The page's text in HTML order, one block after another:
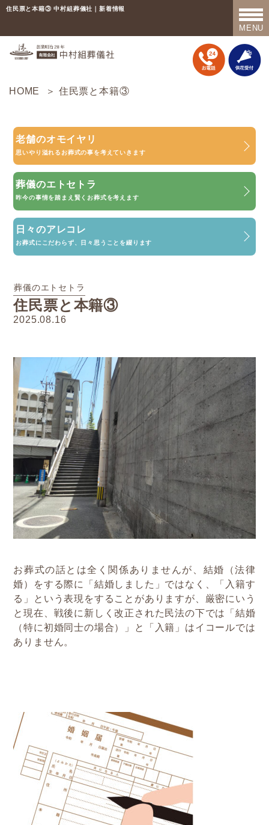
住民票と本籍③ 中村組葬儀社｜新着情報
MENU
TOP
中村組葬儀社の話
プラン紹介
事前相談
事前準備について
お葬式が終わった翌日から…
お問い合わせ
HOME ＞ 住民票と本籍③
老舗のオモイヤリ
思いやり溢れるお葬式の事を考えていきます
葬儀のエトセトラ
昨今の事情を踏まえ賢くお葬式を考えます
日々のアレコレ
お葬式にこだわらず、日々思うことを綴ります
葬儀のエトセトラ
住民票と本籍③
2025.08.16
お葬式の話とは全く関係ありませんが、結婚（法律
婚）をする際に「結婚しました」ではなく、「入籍す
る」という表現をすることがありますが、厳密にいう
と現在、戦後に新しく改正された民法の下では「結婚
（特に初婚同士の場合）」と「入籍」はイコールでは
ありません。